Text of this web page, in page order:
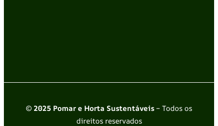
© 2025 Pomar e Horta Sustentáveis– Todos os
direitos reservados